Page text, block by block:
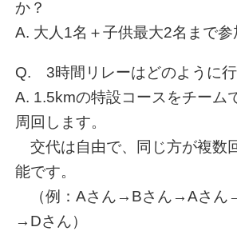
か？
A. 大人1名＋子供最大2名まで参
Q. 3時間リレーはどのように行
A. 1.5kmの特設コースをチーム
周回します。
交代は自由で、同じ方が複数
能です。
（例：Aさん→Bさん→Aさん
→Dさん）